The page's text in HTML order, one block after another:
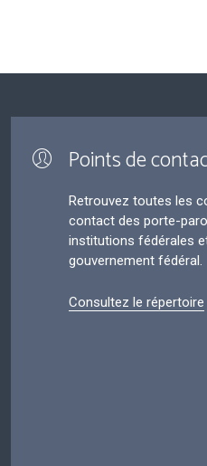
Points de
Retrouvez toutes les
contact des porte-
institutions fédérales
gouvernement fédéral.
Consultez le répertoire